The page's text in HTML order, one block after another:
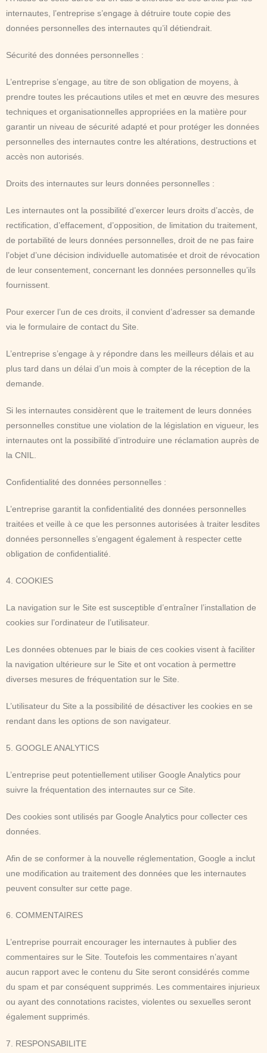
internautes, l’entreprise s’engage à détruire toute copie des
données personnelles des internautes qu’il détiendrait.
Sécurité des données personnelles :
L’entreprise s’engage, au titre de son obligation de moyens, à
prendre toutes les précautions utiles et met en œuvre des mesures
techniques et organisationnelles appropriées en la matière pour
garantir un niveau de sécurité adapté et pour protéger les données
personnelles des internautes contre les altérations, destructions et
accès non autorisés.
Droits des internautes sur leurs données personnelles :
Les internautes ont la possibilité d’exercer leurs droits d’accès, de
rectification, d’effacement, d’opposition, de limitation du traitement,
de portabilité de leurs données personnelles, droit de ne pas faire
l’objet d’une décision individuelle automatisée et droit de révocation
de leur consentement, concernant les données personnelles qu’ils
fournissent.
Pour exercer l’un de ces droits, il convient d’adresser sa demande
via le formulaire de contact du Site.
L’entreprise s’engage à y répondre dans les meilleurs délais et au
plus tard dans un délai d’un mois à compter de la réception de la
demande.
Si les internautes considèrent que le traitement de leurs données
personnelles constitue une violation de la législation en vigueur, les
internautes ont la possibilité d’introduire une réclamation auprès de
la CNIL.
Confidentialité des données personnelles :
L’entreprise garantit la confidentialité des données personnelles
traitées et veille à ce que les personnes autorisées à traiter lesdites
données personnelles s’engagent également à respecter cette
obligation de confidentialité.
4. COOKIES
La navigation sur le Site est susceptible d’entraîner l’installation de
cookies sur l’ordinateur de l’utilisateur.
Les données obtenues par le biais de ces cookies visent à faciliter
la navigation ultérieure sur le Site et ont vocation à permettre
diverses mesures de fréquentation sur le Site.
L’utilisateur du Site a la possibilité de désactiver les cookies en se
rendant dans les options de son navigateur.
5. GOOGLE ANALYTICS
L’entreprise peut potentiellement utiliser Google Analytics pour
suivre la fréquentation des internautes sur ce Site.
Des cookies sont utilisés par Google Analytics pour collecter ces
données.
Afin de se conformer à la nouvelle réglementation, Google a inclut
une modification au traitement des données que les internautes
peuvent consulter sur cette page.
6. COMMENTAIRES
L’entreprise pourrait encourager les internautes à publier des
commentaires sur le Site. Toutefois les commentaires n’ayant
aucun rapport avec le contenu du Site seront considérés comme
du spam et par conséquent supprimés. Les commentaires injurieux
ou ayant des connotations racistes, violentes ou sexuelles seront
également supprimés.
7. RESPONSABILITE